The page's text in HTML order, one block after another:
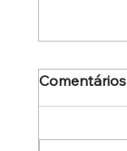
Comentários